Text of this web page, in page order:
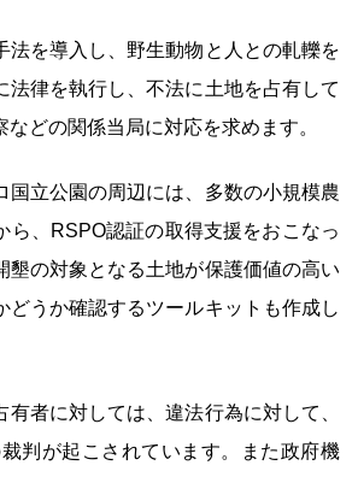
法を導入し、野生動物と人との軋轢を
法律を執行し、不法に土地を占有して
どの関係当局に対応を求めます。
国立公園の周辺には、多数の小規模農
ら、RSPO認証の取得支援をおこなっ
墾の対象となる土地が保護価値の高い
どうか確認するツールキットも作成し
有者に対しては、違法行為に対して、
判が起こされています。また政府機